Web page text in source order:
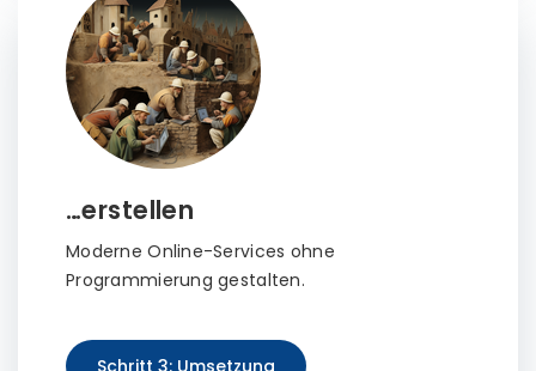
…erstellen
Moderne Online-Services ohne
Programmierung gestalten.